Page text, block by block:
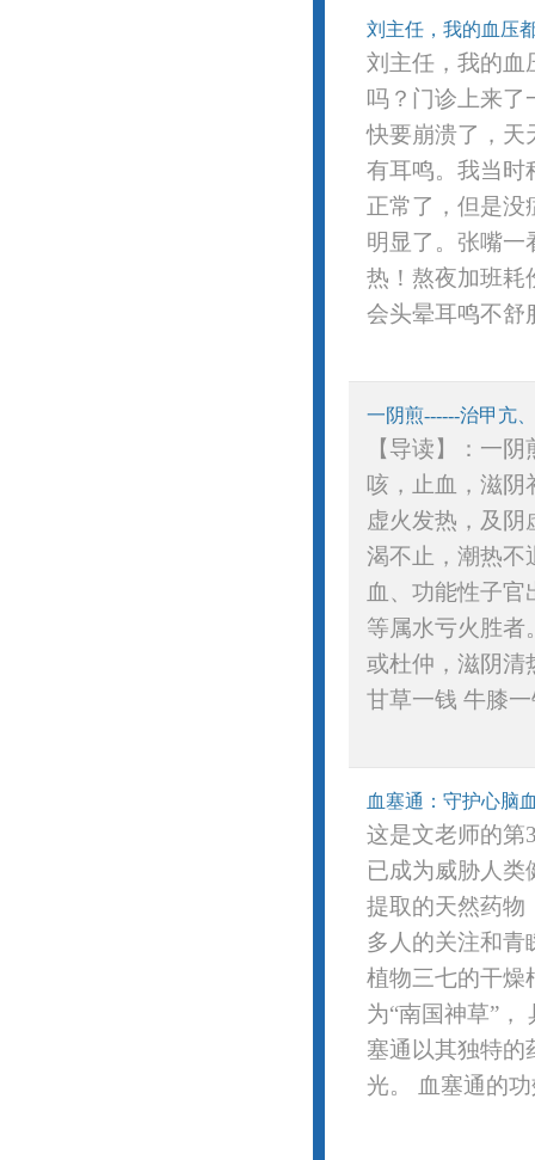
刘主任，我的血压
刘主任，我的血
吗？门诊上来
快要崩溃了，天
有耳鸣。我当时
正常了，但是没
明显了。张嘴
热！熬夜加班耗
会头晕耳鸣不舒
一阴煎------治甲亢
【导读】：一
咳，止血，滋
虚火发热，及
渴不止，潮热不
血、功能性子
等属水亏火胜者
或杜仲，滋阴清
甘草一钱 牛膝
血塞通：守护心脑
这是文老师的第
已成为威胁人类
提取的天然药物
多人的关注和青
植物三七的干燥
为“南国神草”
塞通以其独特的
光。 血塞通的